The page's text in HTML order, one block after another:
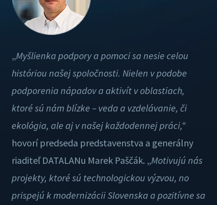
„Myšlienka podpory a pomoci sa nesie celou
históriou našej spoločnosti. Nielen v podobe
podporenia nápadov a aktivít v oblastiach,
ktoré sú nám blízke – veda a vzdelávanie, či
ekológia, ale aj v našej každodennej práci,“
hovorí predseda predstavenstva a generálny
riaditeľ DATALANu Marek Paščák. „Motivujú nás
projekty, ktoré sú technologickou výzvou, no
prispejú k modernizácii Slovenska a pozitívne sa